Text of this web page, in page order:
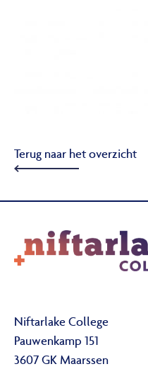
Terug naar het overzicht
Niftarlake College
Pauwenkamp 151
3607 GK Maarssen